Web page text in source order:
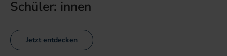
Schüler: innen
Jetzt entdecken